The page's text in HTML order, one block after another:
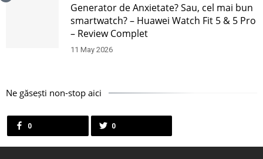
Generator de Anxietate? Sau, cel mai bun
smartwatch? – Huawei Watch Fit 5 & 5 Pro
– Review Complet
11 May 2026
Ne găsești non-stop aici
0 0